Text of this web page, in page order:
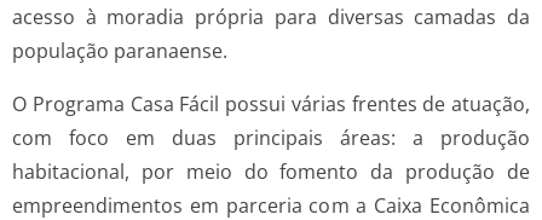
acesso à moradia própria para diversas camadas da
população paranaense.
O Programa Casa Fácil possui várias frentes de atuação,
com foco em duas principais áreas: a produção
habitacional, por meio do fomento da produção de
empreendimentos em parceria com a Caixa Econômica